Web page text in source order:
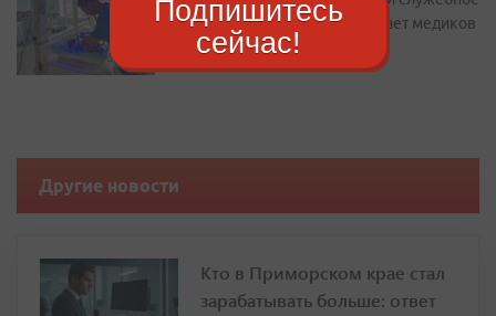
жилье: как Находка привлекает медиков
Другие новости
Кто в Приморском крае стал
зарабатывать больше: ответ
Подпишитесь
сейчас!